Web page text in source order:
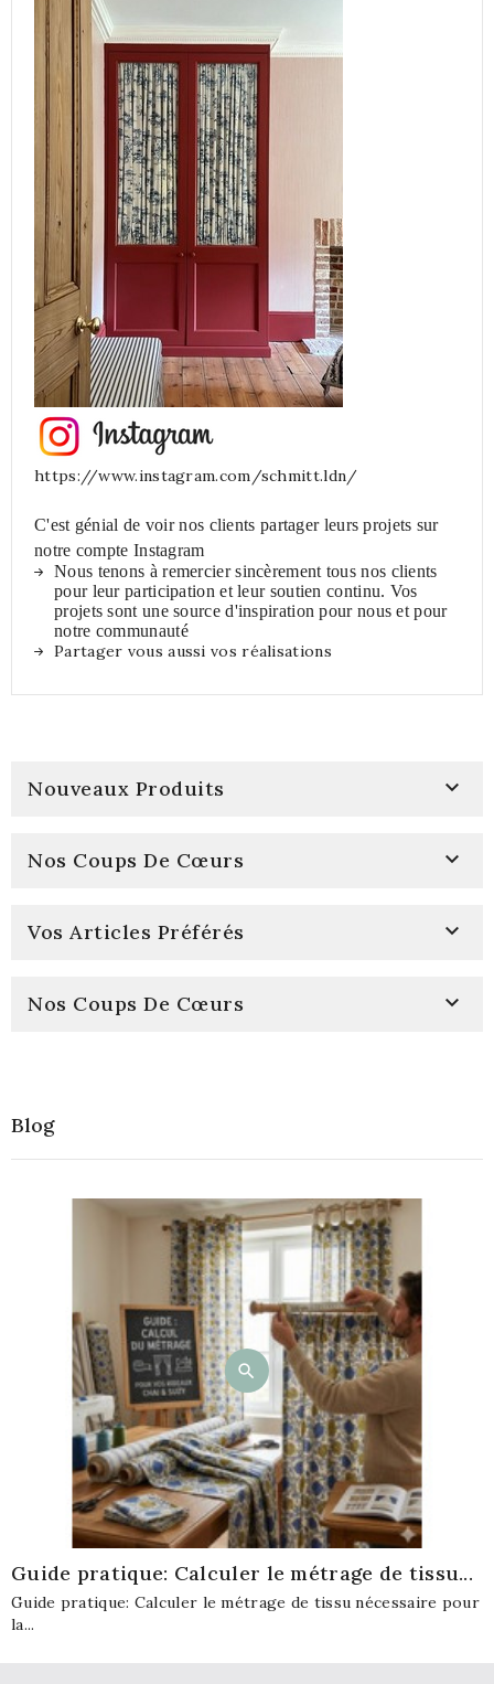
https://www.instagram.com/schmitt.ldn/
C'est génial de voir nos clients partager leurs projets sur
notre compte Instagram
Nous tenons à remercier sincèrement tous nos clients
pour leur participation et leur soutien continu. Vos
projets sont une source d'inspiration pour nous et pour
notre communauté
Partager vous aussi vos réalisations
Nouveaux Produits 
Nos Coups De Cœurs 
Vos Articles Préférés 
Nos Coups De Cœurs 
Blog
Guide pratique: Calculer le métrage de tissu...
Guide pratique: Calculer le métrage de tissu nécessaire pour
la...